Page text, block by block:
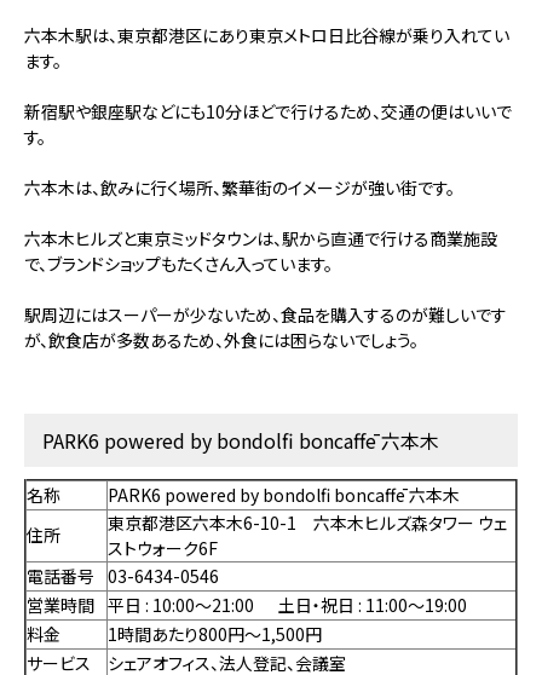
六本木駅は、東京都港区にあり東京メトロ日比谷線が乗り入れてい
ます。
新宿駅や銀座駅などにも10分ほどで行けるため、交通の便はいいで
す。
六本木は、飲みに行く場所、繁華街のイメージが強い街です。
六本木ヒルズと東京ミッドタウンは、駅から直通で行ける商業施設
で、ブランドショップもたくさん入っています。
駅周辺にはスーパーが少ないため、食品を購入するのが難しいです
が、飲食店が多数あるため、外食には困らないでしょう。
PARK6 powered by bondolfi boncaffē 六本木
名称
PARK6 powered by bondolfi boncaffē 六本木
住所
東京都港区六本木6-10-1 六本木ヒルズ森タワー ウェ
ストウォーク6F
電話番号 03-6434-0546
営業時間 平日 : 10:00～21:00 土日・祝日 : 11:00～19:00
料金
1時間あたり800円～1,500円
サービス
シェアオフィス、法人登記、会議室